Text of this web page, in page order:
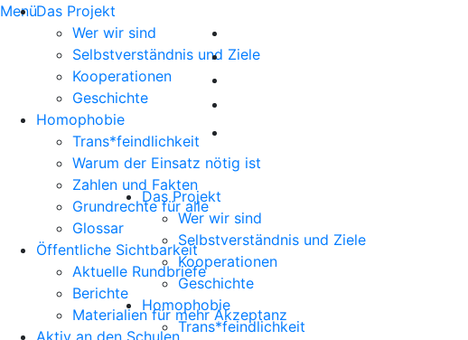
Das Projekt
Wer wir sind
Selbstverständnis und Ziele
Kooperationen
Geschichte
Homophobie
Trans*feindlichkeit
Warum der Einsatz nötig ist
Zahlen und Fakten
Grundrechte für alle
Glossar
Öffentliche Sichtbarkeit
Aktuelle Rundbriefe
Berichte
Materialien für mehr Akzeptanz
Aktiv an den Schulen
Menü
Das Projekt
Wer wir sind
Selbstverständnis und Ziele
Kooperationen
Geschichte
Homophobie
Trans*feindlichkeit